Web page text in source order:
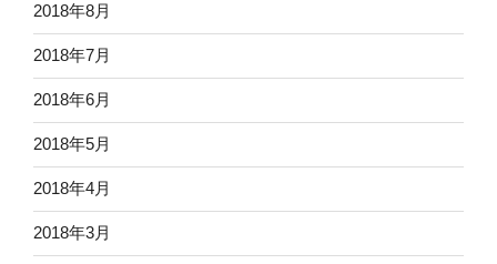
2018年8月
2018年7月
2018年6月
2018年5月
2018年4月
2018年3月